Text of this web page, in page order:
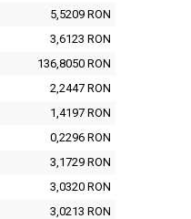
5,5209 RON
3,6123 RON
136,8050 RON
2,2447 RON
1,4197 RON
0,2296 RON
3,1729 RON
3,0320 RON
3,0213 RON